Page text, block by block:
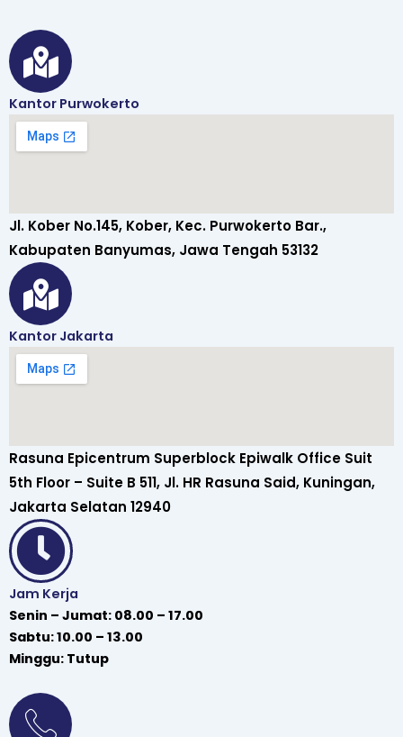
Kantor Purwokerto
Jl. Kober No.145, Kober, Kec. Purwokerto Bar.,
Kabupaten Banyumas, Jawa Tengah 53132
Kantor Jakarta
Rasuna Epicentrum Superblock Epiwalk Office Suit
5th Floor – Suite B 511, Jl. HR Rasuna Said, Kuningan,
Jakarta Selatan 12940
Jam Kerja
Senin – Jumat: 08.00 – 17.00
Sabtu: 10.00 – 13.00
Minggu: Tutup